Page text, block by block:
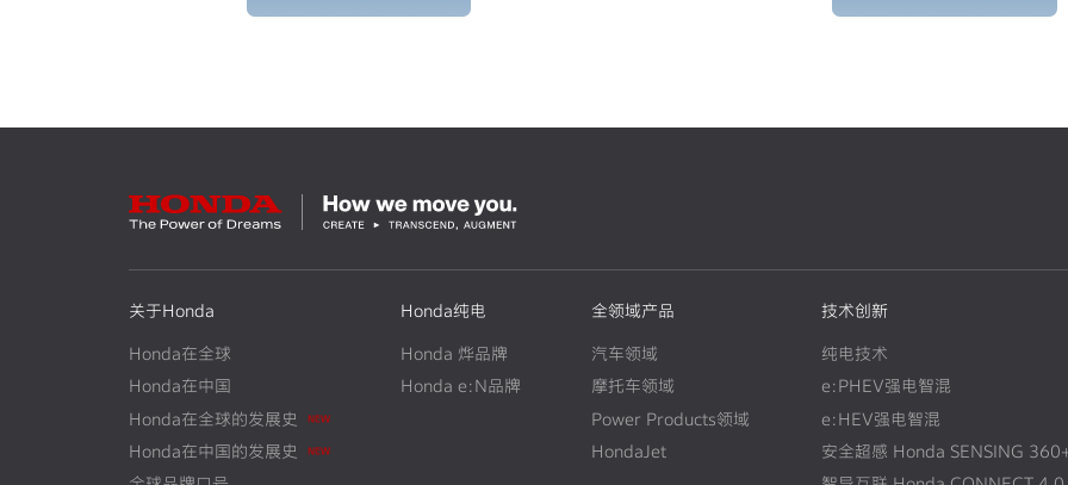
关于Honda
Honda在全球
Honda在中国
Honda在全球的发展史
N EW
Honda在中国的发展史 N EW
Honda纯电
Honda 烨品牌
Honda e:N品牌
全领域产品
汽车领域
摩托车领域
Power Products领域
HondaJet
技术创新
纯电技术
e:PHEV强电智混
e:HEV强电智混
安全超感 Honda SENSING